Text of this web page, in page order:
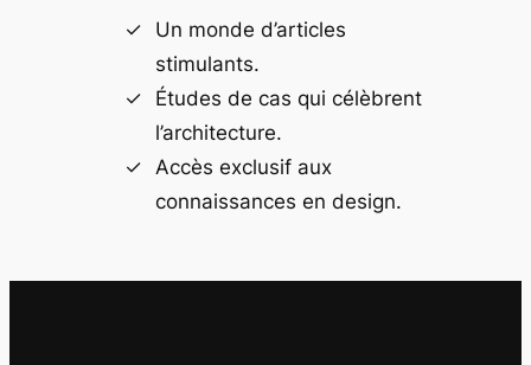
Un monde d’articles
stimulants.
Études de cas qui célèbrent
l’architecture.
Accès exclusif aux
connaissances en design.